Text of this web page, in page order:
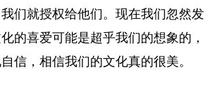
们就授权给他们。现在我们忽然发
的喜爱可能是超乎我们的想象的，
信，相信我们的文化真的很美。